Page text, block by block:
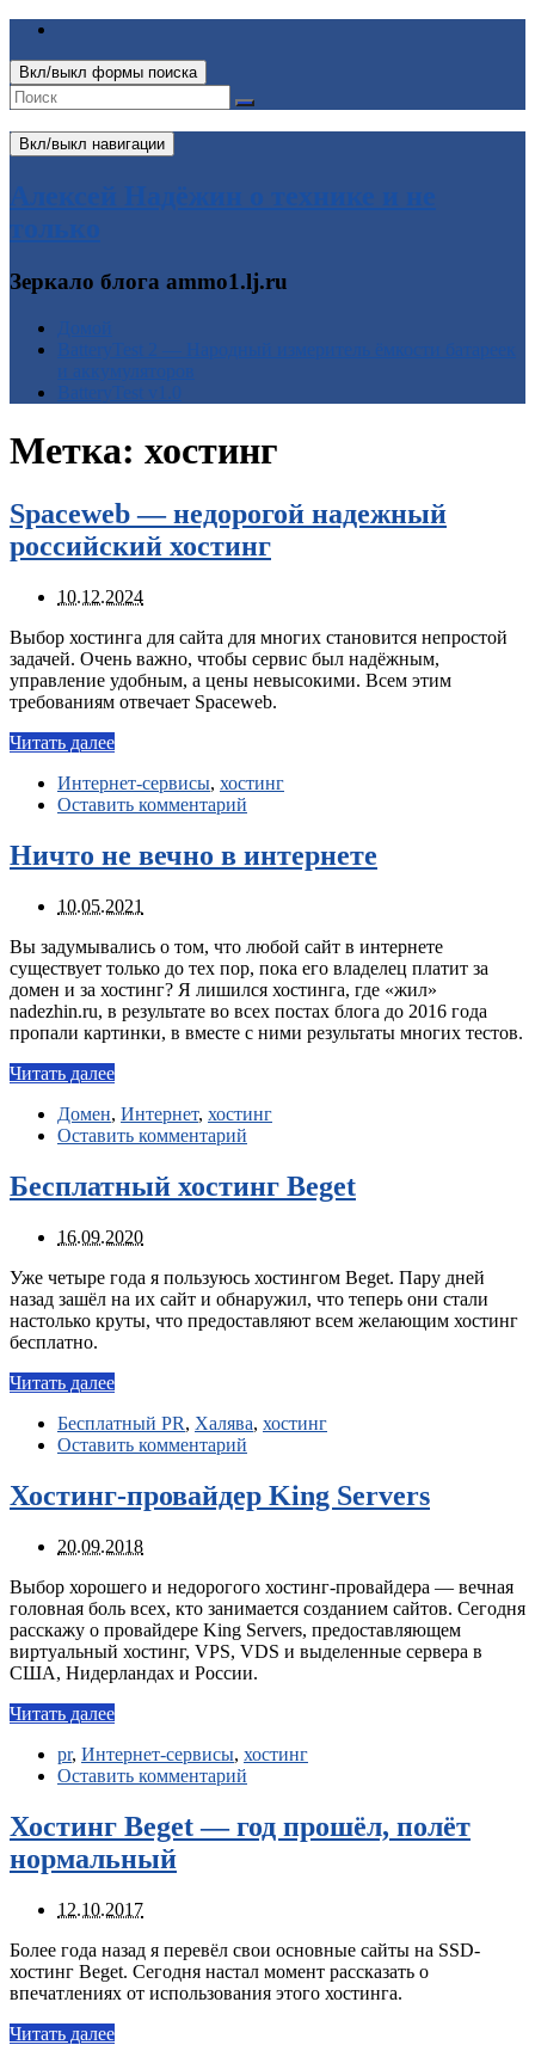
Вкл/выкл формы поиска
Вкл/выкл навигации
Алексей Надёжин о технике и не
только
Зеркало блога ammo1.lj.ru
Метка: хостинг
Spaceweb — недорогой надежный
российский хостинг
10.12.2024
Выбор хостинга для сайта для многих становится непростой
задачей. Очень важно, чтобы сервис был надёжным,
управление удобным, а цены невысокими. Всем этим
требованиям отвечает Spaceweb.
Читать далее
Интернет-сервисы, хостинг
Оставить комментарий
Ничто не вечно в интернете
10.05.2021
Вы задумывались о том, что любой сайт в интернете
существует только до тех пор, пока его владелец платит за
домен и за хостинг? Я лишился хостинга, где «жил»
nadezhin.ru, в результате во всех постах блога до 2016 года
пропали картинки, в вместе с ними результаты многих тестов.
Читать далее
Домен, Интернет, хостинг
Оставить комментарий
Бесплатный хостинг Beget
16.09.2020
Уже четыре года я пользуюсь хостингом Beget. Пару дней
назад зашёл на их сайт и обнаружил, что теперь они стали
настолько круты, что предоставляют всем желающим хостинг
бесплатно.
Читать далее
Бесплатный PR, Халява, хостинг
Оставить комментарий
Хостинг-провайдер King Servers
20.09.2018
Выбор хорошего и недорогого хостинг-провайдера — вечная
головная боль всех, кто занимается созданием сайтов. Сегодня
расскажу о провайдере King Servers, предоставляющем
виртуальный хостинг, VPS, VDS и выделенные сервера в
США, Нидерландах и России.
Читать далее
pr, Интернет-сервисы, хостинг
Оставить комментарий
Хостинг Beget — год прошёл, полёт
нормальный
12.10.2017
Более года назад я перевёл свои основные сайты на SSD-
хостинг Beget. Сегодня настал момент рассказать о
впечатлениях от использования этого хостинга.
Читать далее